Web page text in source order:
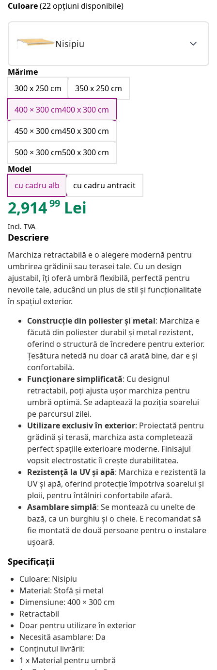
Culoare(22 opțiuni disponibile)
Nisipiu
Mărime
300 x 250 cm
350 x 250 cm
400 × 300 cm400 x 300 cm
450 × 300 cm450 x 300 cm
500 × 300 cm500 x 300 cm
Model
cu cadru alb
cu cadru antracit
2,91499 Lei
Incl. TVA
Descriere
Marchiza retractabilă e o alegere modernă pentru
umbrirea grădinii sau terasei tale. Cu un design
ajustabil, îți oferă umbră flexibilă, perfectă pentru
nevoile tale, aducând un plus de stil și funcționalitate
în spațiul exterior.
Construcție din poliester și metal: Marchiza e
făcută din poliester durabil și metal rezistent,
oferind o structură de încredere pentru exterior.
Țesătura netedă nu doar că arată bine, dar e și
confortabilă.
Funcționare simplificată: Cu designul
retractabil, poți ajusta ușor marchiza pentru
umbră optimă. Se adaptează la poziția soarelui
pe parcursul zilei.
Utilizare exclusiv în exterior: Proiectată pentru
grădină și terasă, marchiza asta completează
perfect spațiile exterioare moderne. Finisajul
vopsit electrostatic îi crește durabilitatea.
Rezistență la UV și apă: Marchiza e rezistentă la
UV și apă, oferind protecție împotriva soarelui și
ploii, pentru întâlniri confortabile afară.
Asamblare simplă: Se montează cu unelte de
bază, ca un burghiu și o cheie. E recomandat să
fie montată de două persoane pentru o instalare
ușoară.
Specificații
Culoare: Nisipiu
Material: Stofă și metal
Dimensiune: 400 × 300 cm
Retractabil
Doar pentru utilizare în exterior
Necesită asamblare: Da
Conținutul livrării:
1 x Material pentru umbră